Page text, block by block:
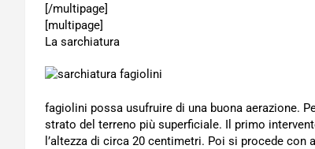
[/multipage]
[multipage]
La sarchiatura
fagiolini possa usufruire di una buona aerazione.
strato del terreno più superficiale. Il primo
l’altezza di circa 20 centimetri. Poi si procede